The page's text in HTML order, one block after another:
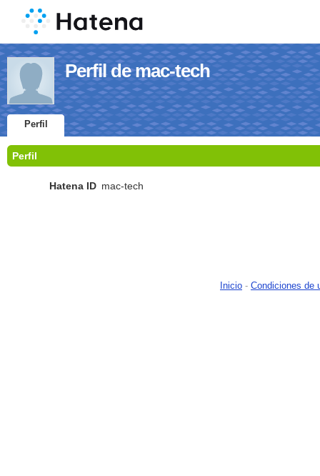
Perfil de mac-tech
Perfil
Perfil
Hatena ID mac-tech
Inicio - Condiciones de